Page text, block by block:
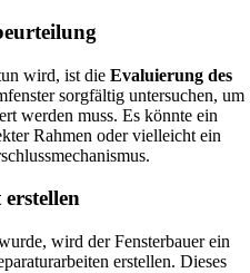
wird, ist die Evaluierung des
sorgfältig untersuchen, um
werden muss. Es könnte ein
Rahmen oder vielleicht ein
wird der Fensterbauer ein
erstellen. Dieses